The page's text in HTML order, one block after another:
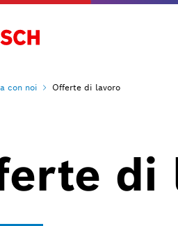
con noi Offerte di lavoro
di